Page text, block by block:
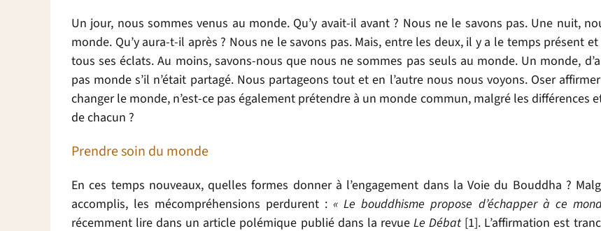
Un jour, nous sommes venus au monde. Qu’y avait-il avant ? Nous ne le savons pas. Une nuit,
monde. Qu’y aura-t-il après ? Nous ne le savons pas. Mais, entre les deux, il y a le temps présent
tous ses éclats. Au moins, savons-nous que nous ne sommes pas seuls au monde. Un monde,
pas monde s’il n’était partagé. Nous partageons tout et en l’autre nous nous voyons. Oser
changer le monde, n’est-ce pas également prétendre à un monde commun, malgré les différences
de chacun ?
Prendre soin du monde
En ces temps nouveaux, quelles formes donner à l’engagement dans la Voie du Bouddha ?
accomplis, les mécompréhensions perdurent :« Le bouddhisme propose d’échapper à ce
récemment lire dans un article polémique publié dans la revueLe Débat [1]. L’affirmation est